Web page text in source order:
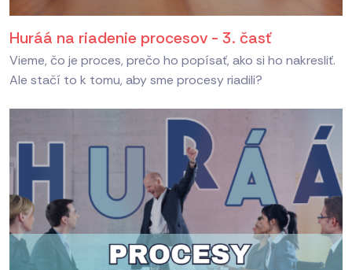
Huráá na riadenie procesov - 3. časť
Vieme, čo je proces, prečo ho popísať, ako si ho nakresliť.
Ale stačí to k tomu, aby sme procesy riadili?